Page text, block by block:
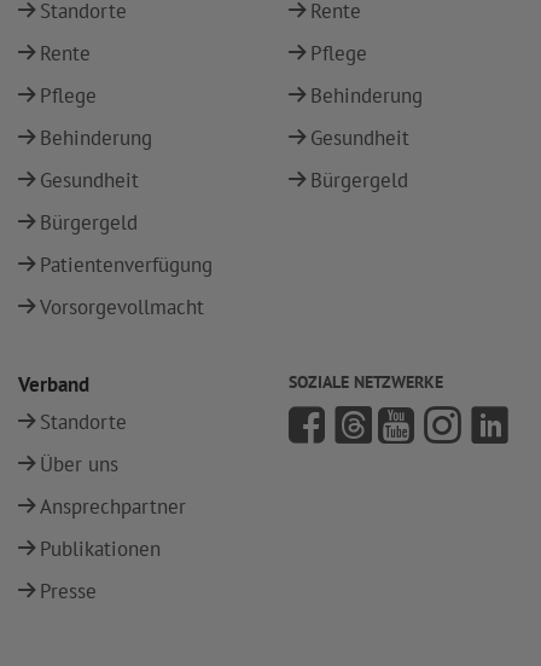
Standorte
Rente
Pflege
Behinderung
Gesundheit
Bürgergeld
Patientenverfügung
Vorsorgevollmacht
Rente
Pflege
Behinderung
Gesundheit
Bürgergeld
Verband
Standorte
Über uns
Ansprechpartner
Publikationen
Presse
SOZIALE NETZWERKE